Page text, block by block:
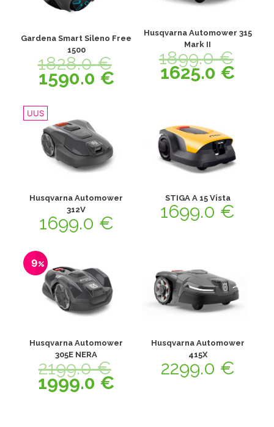
Gardena Smart Sileno Free
1500
1828.0€
1590.0 €
Husqvarna Automower 315
Mark II
1899.0€
1625.0 €
UUS
Husqvarna Automower
312V
1699.0 €
STIGA A 15 Vista
1699.0 €
9
Husqvarna Automower
305E NERA
2199.0€
1999.0 €
Husqvarna Automower
415X
2299.0 €